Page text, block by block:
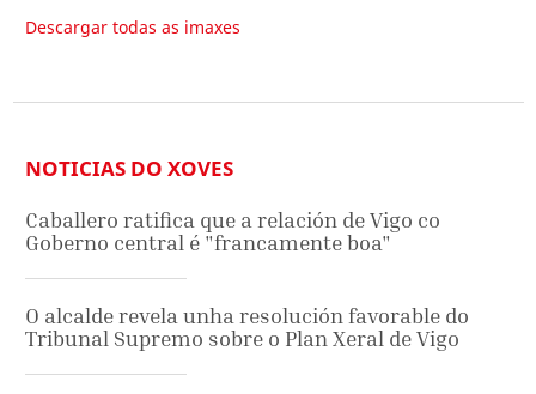
Descargar todas as imaxes
NOTICIAS DO XOVES
Caballero ratifica que a relación de Vigo co
Goberno central é "francamente boa"
O alcalde revela unha resolución favorable do
Tribunal Supremo sobre o Plan Xeral de Vigo